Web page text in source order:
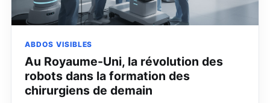
ABDOS VISIBLES
Au Royaume-Uni, la révolution des
robots dans la formation des
chirurgiens de demain